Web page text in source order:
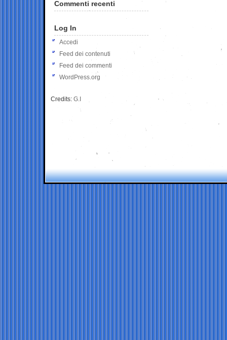
Commenti recenti
Log In
Accedi
Feed dei contenuti
Feed dei commenti
WordPress.org
Credits: G.I